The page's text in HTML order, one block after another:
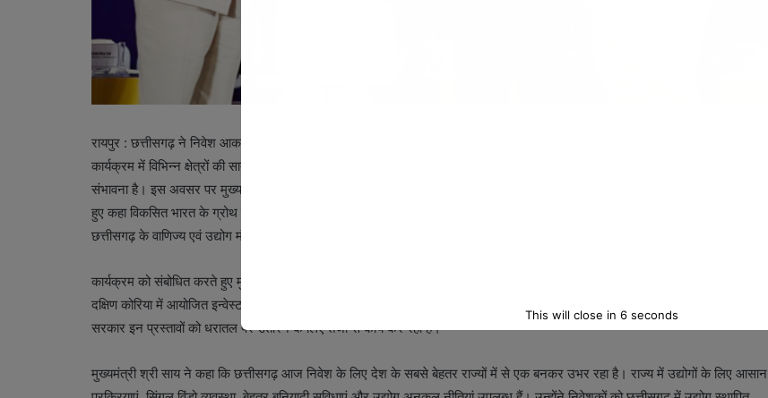
रायपुर : छत्तीसगढ़ ने निवेश आकर्षित करने की दिशा में एक और महत्वपूर्ण उपलब्धि हासिल की है। हैदराबाद में आयोजित ‘छत्तीसगढ़ इन्वेस्टर कनेक्ट’
कार्यक्रम में विभिन्न क्षेत्रों की सात प्रमुख कंपनियों ने 9,580 करोड़ रुपये के निवेश प्रस्ताव दिए हैं, जिनसे 7,800 से अधिक रोजगार सृजित होने की
संभावना है। इस अवसर पर मुख्यमंत्री श्री विष्णुदेव साय ने देश के प्रमुख उद्योगपतियों और निवेशकों को छत्तीसगढ़ में निवेश के लिए आमंत्रित करते
हुए कहा विकसित भारत के ग्रोथ इंजन के रूप में छत्तीसगढ़ तेजी से उभर रहा है और राज्य में निवेशकों के लिए ‘रेड कारपेट’ बिछा हुआ है। कार्यक्रम में
छत्तीसगढ़ के वाणिज्य एवं उद्योग मंत्री श्री लखन लाल देवांगन सहित दक्षिण भारत के कई बड़े उद्योगपति, निवेशक और कारोबारी प्रतिनिधि मौजूद रहे।
कार्यक्रम को संबोधित करते हुए मुख्यमंत्री श्री साय ने बताया कि नई औद्योगिक नीति लागू होने के बाद दिल्ली, मुंबई, बेंगलुरु के साथ-साथ जापान और
दक्षिण कोरिया में आयोजित इन्वेस्टर कनेक्ट कार्यक्रमों के माध्यम से राज्य को 8 लाख करोड़ रुपये से अधिक के निवेश प्रस्ताव प्राप्त हुए हैं। राज्य
सरकार इन प्रस्तावों को धरातल पर उतारने के लिए तेजी से कार्य कर रही है।
मुख्यमंत्री श्री साय ने कहा कि छत्तीसगढ़ आज निवेश के लिए देश के सबसे बेहतर राज्यों में से एक बनकर उभर रहा है। राज्य में उद्योगों के लिए आसान
This will close in5 seconds